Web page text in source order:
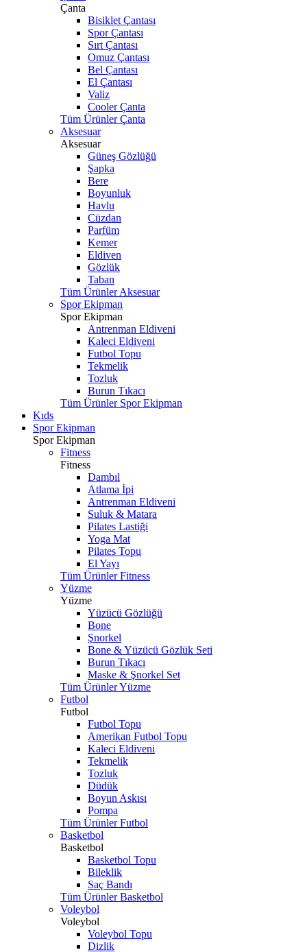
Çanta
Bisiklet Çantası
Spor Çantası
Sırt Çantası
Omuz Çantası
Bel Çantası
El Çantası
Valiz
Cooler Çanta
Tüm Ürünler Çanta
Aksesuar
Aksesuar
Güneş Gözlüğü
Şapka
Bere
Boyunluk
Havlu
Cüzdan
Parfüm
Kemer
Eldiven
Gözlük
Taban
Tüm Ürünler Aksesuar
Spor Ekipman
Spor Ekipman
Antrenman Eldiveni
Kaleci Eldiveni
Futbol Topu
Tekmelik
Tozluk
Burun Tıkacı
Tüm Ürünler Spor Ekipman
Kıds
Spor Ekipman
Spor Ekipman
Fitness
Fitness
Dambıl
Atlama İpi
Antrenman Eldiveni
Suluk & Matara
Pilates Lastiği
Yoga Mat
Pilates Topu
El Yayı
Tüm Ürünler Fitness
Yüzme
Yüzme
Yüzücü Gözlüğü
Bone
Şnorkel
Bone & Yüzücü Gözlük Seti
Burun Tıkacı
Maske & Şnorkel Set
Tüm Ürünler Yüzme
Futbol
Futbol
Futbol Topu
Amerikan Futbol Topu
Kaleci Eldiveni
Tekmelik
Tozluk
Düdük
Boyun Askısı
Pompa
Tüm Ürünler Futbol
Basketbol
Basketbol
Basketbol Topu
Bileklik
Saç Bandı
Tüm Ürünler Basketbol
Voleybol
Voleybol
Voleybol Topu
Dizlik